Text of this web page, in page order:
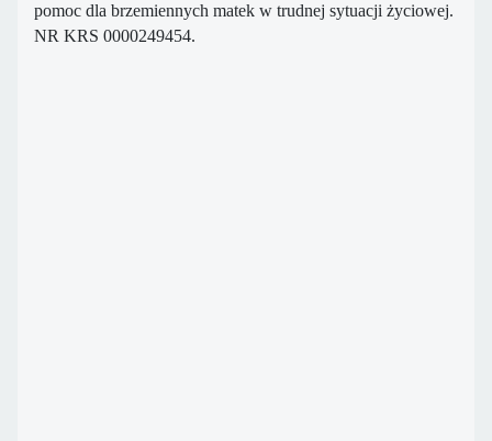
pomoc dla brzemiennych matek w trudnej sytuacji życiowej.
NR KRS 0000249454.